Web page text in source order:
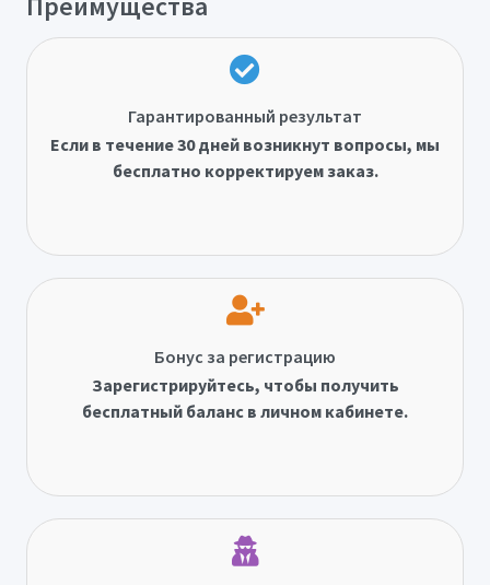
Гарантированный результат
Если в течение 30 дней возникнут вопросы, мы
бесплатно корректируем заказ.
Бонус за регистрацию
Зарегистрируйтесь, чтобы получить
бесплатный баланс в личном кабинете.